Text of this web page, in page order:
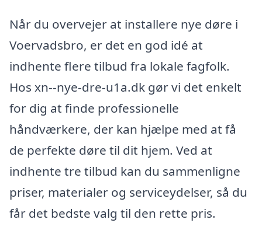
Når du overvejer at installere nye døre i
Voervadsbro, er det en god idé at
indhente flere tilbud fra lokale fagfolk.
Hos xn--nye-dre-u1a.dk gør vi det enkelt
for dig at finde professionelle
håndværkere, der kan hjælpe med at få
de perfekte døre til dit hjem. Ved at
indhente tre tilbud kan du sammenligne
priser, materialer og serviceydelser, så du
får det bedste valg til den rette pris.